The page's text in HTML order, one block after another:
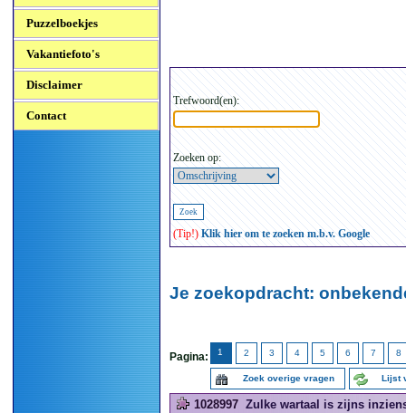
Puzzelboekjes
Vakantiefoto's
Disclaimer
Contact
Trefwoord(en):
Zoeken op:
(Tip!) Klik hier om te zoeken m.b.v. Google
Je zoekopdracht:
Pagina: 1 2 3 4 5 6 7 8
Zoek overige vragen Lijst
1028997 Zulke wartaal is zijns